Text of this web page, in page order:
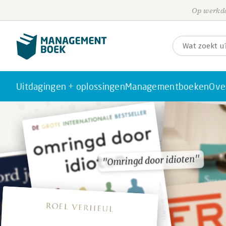
Op
Uitdagingen + oplossingenManagementboeken
"Omringd door idioten"
"Omringd door idioten"